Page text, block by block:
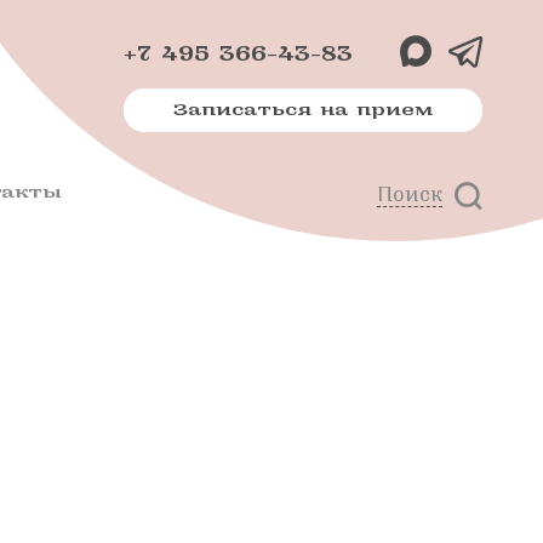
+7 495 366-43-83
Записаться на прием
Поиск